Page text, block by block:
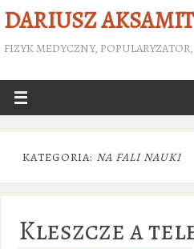
DARIUSZ AKSAMIT
FIZYK MEDYCZNY,
KATEGORIA: NA FALI NAUKI
Kleszcze a